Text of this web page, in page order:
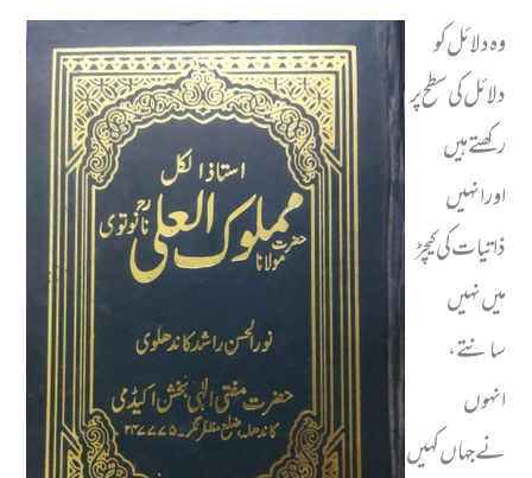
وہ دلائل کو
دلائل کی سطح پر
رکھتے ہیں
اورانہیں
ذاتیات کی کیچڑ
میں نہیں
سانتے ،
انہوں
نےجہاں کہیں